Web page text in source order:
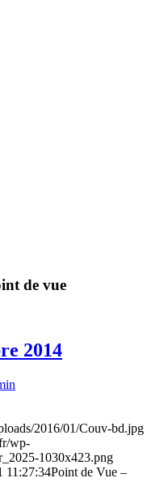
de vue
2014
2016/01/Couv-bd.jpg
wp-
1030x423.png
11:27:34Point de Vue –